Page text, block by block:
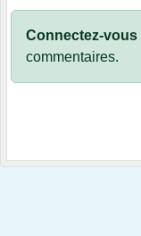
Connectez-vous
commentaires.